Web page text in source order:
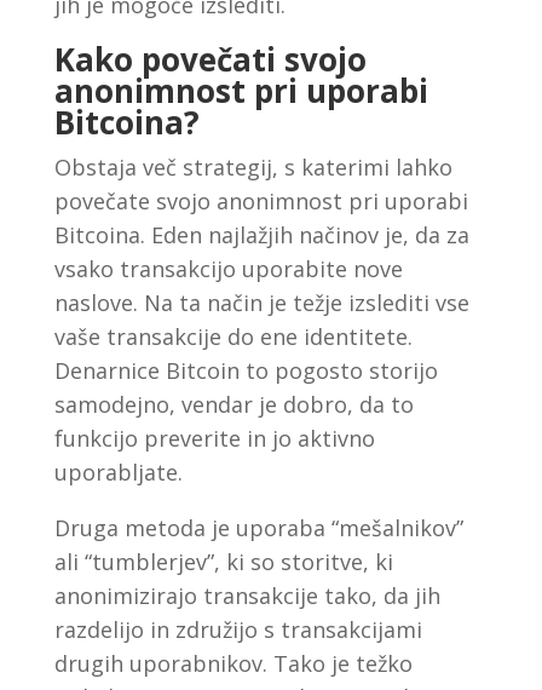
Kako povečati svojo
anonimnost pri uporabi
Bitcoina?
Obstaja več strategij, s katerimi lahko
povečate svojo anonimnost pri uporabi
Bitcoina. Eden najlažjih načinov je, da za
vsako transakcijo uporabite nove
naslove. Na ta način je težje izslediti vse
vaše transakcije do ene identitete.
Denarnice Bitcoin to pogosto storijo
samodejno, vendar je dobro, da to
funkcijo preverite in jo aktivno
uporabljate.
Druga metoda je uporaba “mešalnikov”
ali “tumblerjev”, ki so storitve, ki
anonimizirajo transakcije tako, da jih
razdelijo in združijo s transakcijami
drugih uporabnikov. Tako je težko